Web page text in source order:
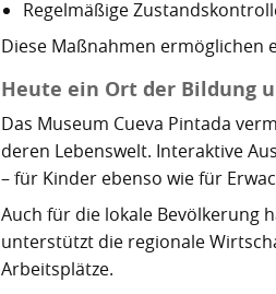
Regelmäßige
Diese Maßnahmen ermöglichen
Heute ein Ort der Bildung
Das Museum Cueva Pintada
deren Lebenswelt. Interaktive
– für Kinder ebenso wie für
Auch für die lokale Bevölkerung
unterstützt die regionale
Arbeitsplätze.